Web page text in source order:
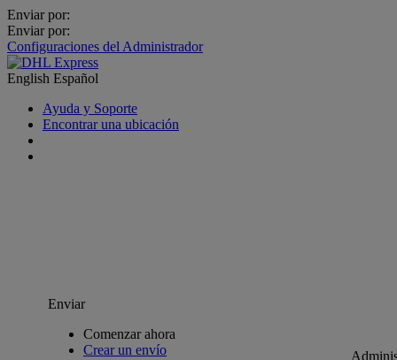
Enviar por:
Enviar por:
Configuraciones del Administrador
English Español
Ayuda y Soporte
Encontrar una ubicación
Enviar
Comenzar ahora
Crear un envío